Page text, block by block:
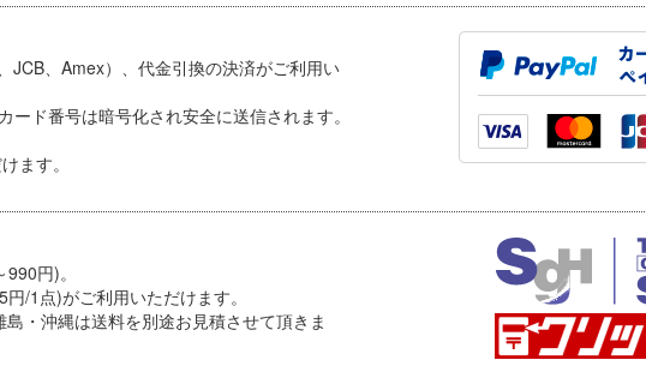
JCB、Amex）、代金引換の決済がご利用い
ド番号は暗号化され安全に送信されます。
ます。
円)。
/1点)がご利用いただけます。
・沖縄は送料を別途お見積させて頂きま